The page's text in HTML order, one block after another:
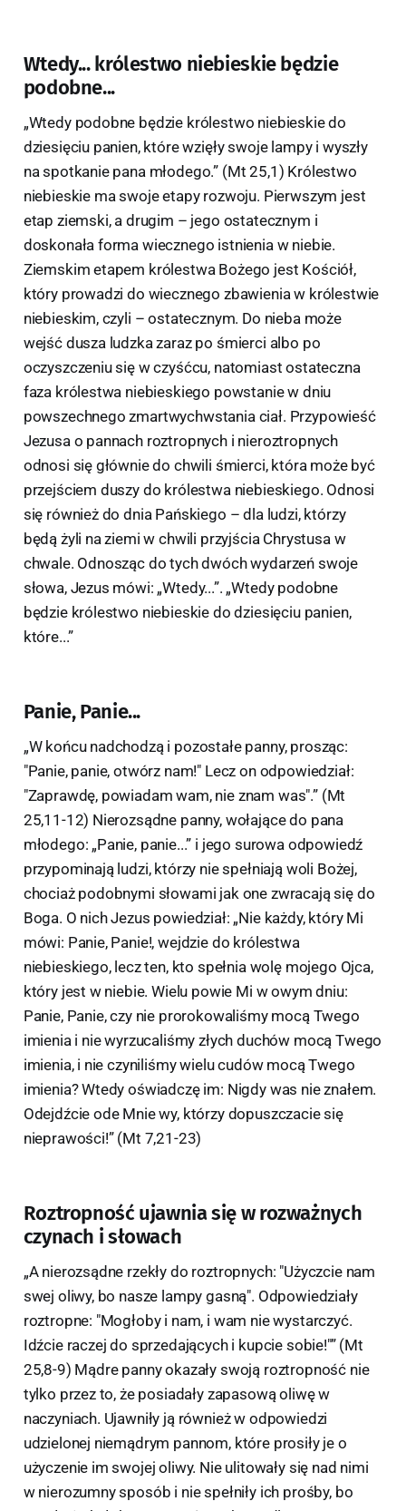
Wtedy... królestwo niebieskie będzie
podobne...
„Wtedy podobne będzie królestwo niebieskie do
dziesięciu panien, które wzięły swoje lampy i wyszły
na spotkanie pana młodego.” (Mt 25,1) Królestwo
niebieskie ma swoje etapy rozwoju. Pierwszym jest
etap ziemski, a drugim – jego ostatecznym i
doskonała forma wiecznego istnienia w niebie.
Ziemskim etapem królestwa Bożego jest Kościół,
który prowadzi do wiecznego zbawienia w królestwie
niebieskim, czyli – ostatecznym. Do nieba może
wejść dusza ludzka zaraz po śmierci albo po
oczyszczeniu się w czyśćcu, natomiast ostateczna
faza królestwa niebieskiego powstanie w dniu
powszechnego zmartwychwstania ciał. Przypowieść
Jezusa o pannach roztropnych i nieroztropnych
odnosi się głównie do chwili śmierci, która może być
przejściem duszy do królestwa niebieskiego. Odnosi
się również do dnia Pańskiego – dla ludzi, którzy
będą żyli na ziemi w chwili przyjścia Chrystusa w
chwale. Odnosząc do tych dwóch wydarzeń swoje
słowa, Jezus mówi: „Wtedy...”. „Wtedy podobne
będzie królestwo niebieskie do dziesięciu panien,
które...”
Panie, Panie...
„W końcu nadchodzą i pozostałe panny, prosząc:
"Panie, panie, otwórz nam!" Lecz on odpowiedział:
"Zaprawdę, powiadam wam, nie znam was".” (Mt
25,11-12) Nierozsądne panny, wołające do pana
młodego: „Panie, panie...” i jego surowa odpowiedź
przypominają ludzi, którzy nie spełniają woli Bożej,
chociaż podobnymi słowami jak one zwracają się do
Boga. O nich Jezus powiedział: „Nie każdy, który Mi
mówi: Panie, Panie!, wejdzie do królestwa
niebieskiego, lecz ten, kto spełnia wolę mojego Ojca,
który jest w niebie. Wielu powie Mi w owym dniu:
Panie, Panie, czy nie prorokowaliśmy mocą Twego
imienia i nie wyrzucaliśmy złych duchów mocą Twego
imienia, i nie czyniliśmy wielu cudów mocą Twego
imienia? Wtedy oświadczę im: Nigdy was nie znałem.
Odejdźcie ode Mnie wy, którzy dopuszczacie się
nieprawości!” (Mt 7,21-23)
Roztropność ujawnia się w rozważnych
czynach i słowach
„A nierozsądne rzekły do roztropnych: "Użyczcie nam
swej oliwy, bo nasze lampy gasną". Odpowiedziały
roztropne: "Mogłoby i nam, i wam nie wystarczyć.
Idźcie raczej do sprzedających i kupcie sobie!"” (Mt
25,8-9) Mądre panny okazały swoją roztropność nie
tylko przez to, że posiadały zapasową oliwę w
naczyniach. Ujawniły ją również w odpowiedzi
udzielonej niemądrym pannom, które prosiły je o
użyczenie im swojej oliwy. Nie ulitowały się nad nimi
w nierozumny sposób i nie spełniły ich prośby, bo